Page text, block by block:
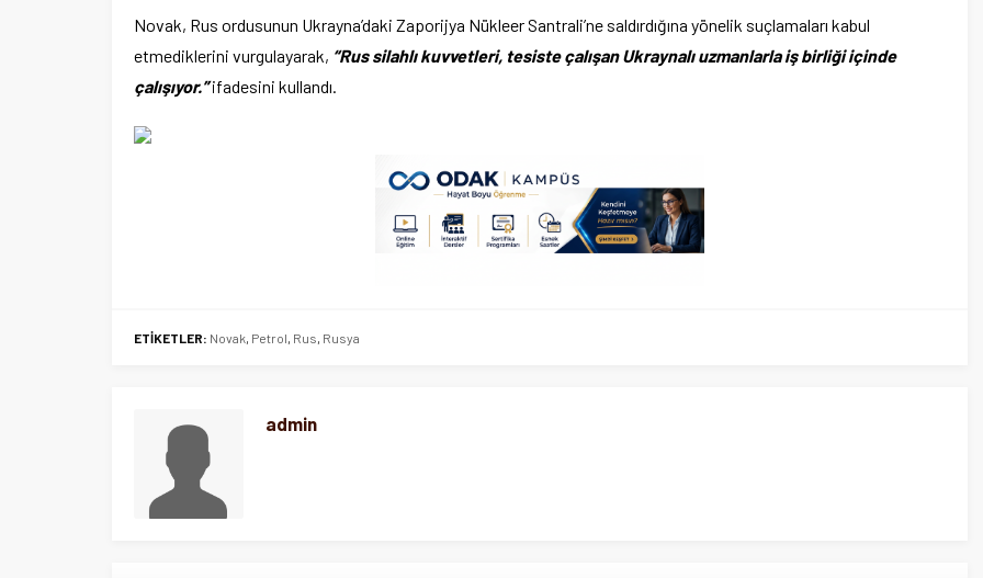
Novak, Rus ordusunun Ukrayna’daki Zaporijya Nükleer Santrali’ne saldırdığına yönelik suçlamaları kabul
etmediklerini vurgulayarak, “Rus silahlı kuvvetleri, tesiste çalışan Ukraynalı uzmanlarla iş birliği içinde
çalışıyor.”ifadesini kullandı.
ETİKETLER: Novak Petrol Rus Rusya
admin